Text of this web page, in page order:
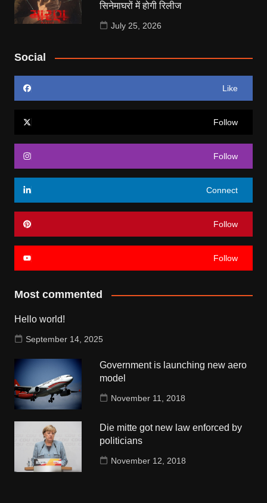
सिनेमाघरों में होगी रिलीज
July 25, 2026
Social
Like
Follow
Follow
Connect
Follow
Follow
Most commented
Hello world!
September 14, 2025
Government is launching new aero
model
November 11, 2018
Die mitte got new law enforced by
politicians
November 12, 2018